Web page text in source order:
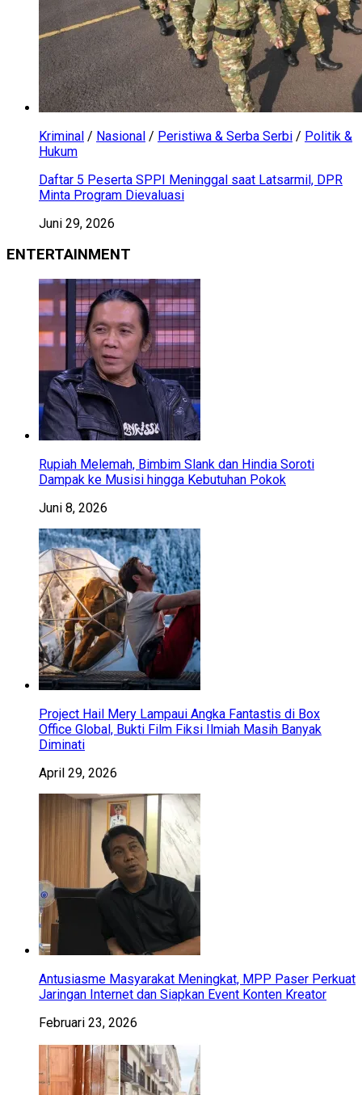
Kriminal / Nasional / Peristiwa & Serba Serbi / Politik &
Hukum
Daftar 5 Peserta SPPI Meninggal saat Latsarmil, DPR
Minta Program Dievaluasi
Juni 29, 2026
ENTERTAINMENT
Rupiah Melemah, Bimbim Slank dan Hindia Soroti
Dampak ke Musisi hingga Kebutuhan Pokok
Juni 8, 2026
Project Hail Mery Lampaui Angka Fantastis di Box
Office Global, Bukti Film Fiksi Ilmiah Masih Banyak
Diminati
April 29, 2026
Antusiasme Masyarakat Meningkat, MPP Paser Perkuat
Jaringan Internet dan Siapkan Event Konten Kreator
Februari 23, 2026